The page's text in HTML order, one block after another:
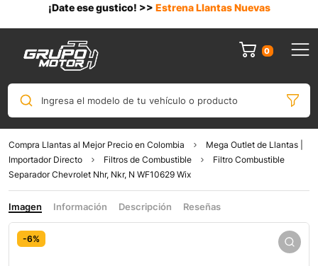
¡Date ese gustico! >> Estrena Llantas Nuevas
0
Ingresa el modelo de tu vehículo o producto
Compra Llantas al Mejor Precio en Colombia
Mega Outlet de Llantas |
Importador Directo
Filtros de Combustible
Filtro Combustible
Separador Chevrolet Nhr, Nkr, N WF10629 Wix
Imagen Información Descripción Reseñas
-6%